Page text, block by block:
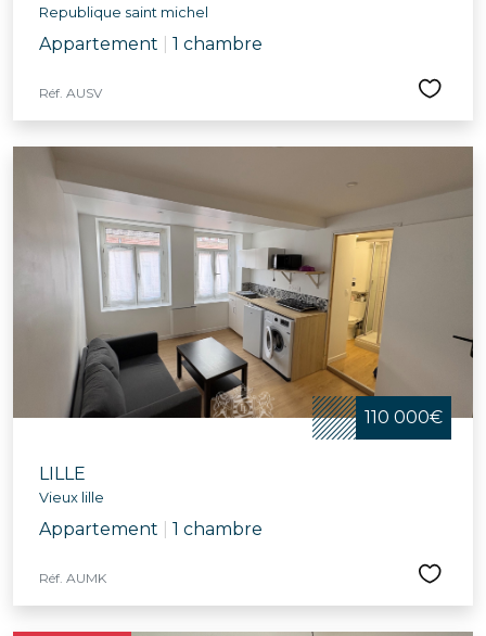
Republique saint michel
Appartement 1 chambre
Réf. AUSV
110 000€
LILLE
Vieux lille
Appartement 1 chambre
Réf. AUMK